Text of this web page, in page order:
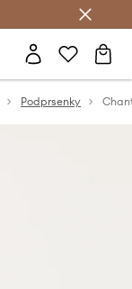
Podprsenky